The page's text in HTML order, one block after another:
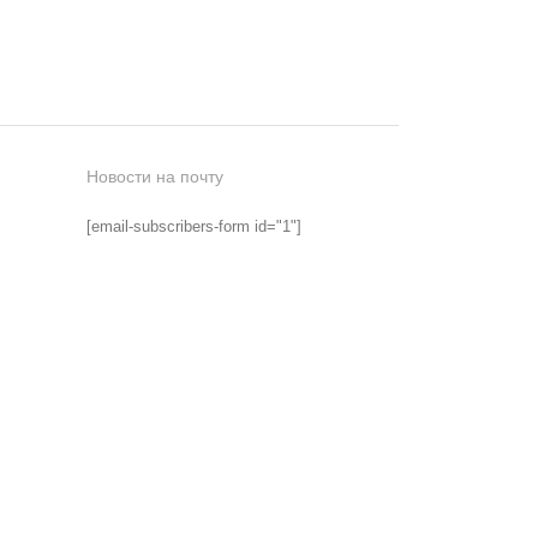
Новости на почту
[email-subscribers-form id="1"]